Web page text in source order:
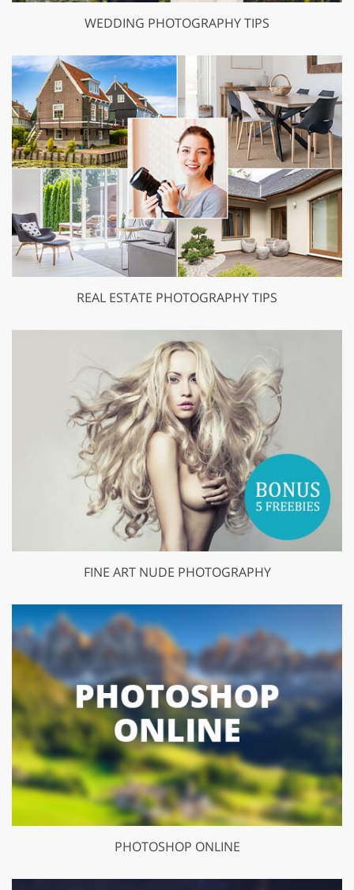
WEDDING PHOTOGRAPHY TIPS
REAL ESTATE PHOTOGRAPHY TIPS
FINE ART NUDE PHOTOGRAPHY
PHOTOSHOP ONLINE